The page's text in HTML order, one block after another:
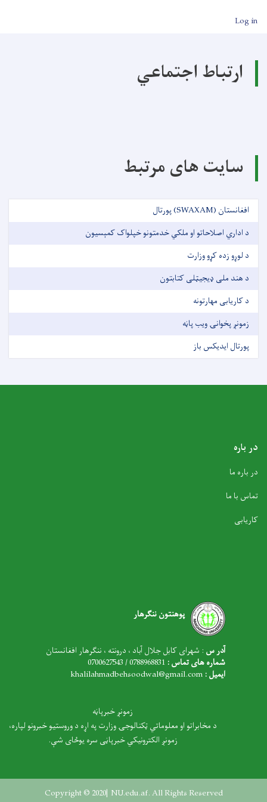
User account menu
Log in
ارتباط اجتماعي
سایت های مرتبط
افغانستان (SWAXAM) پورتال
د اداري اصلاحاتو او ملکي خدمتونو خپلواک کمېسیون
د لوړو زده کړو وزارت
د هند ملی ډیجیټلی کتابتون
د کاریابی مهارتونه
زمونږ پخوانۍ ویب پاڼه
پورتال ایدیکس باز
در باره
در باره ما
تماس با ما
کاریابی
پوهنتون ننگرهار
آدر س : شهرای کابل جلال آباد ، درونته ، ننگرهار افغانستان
شماره های تماس :
ایمیل : khalilahmadbehsoodwal@gmail.com
زمونږ خبرپاڼه
د مخابراتو او معلوماتي ټکنالوجۍ وزارت په اړه د وروستیو خبرونو لپاره،
زمونږ الکترونیکي خبرپاڼی سره یوځای شې.
Copyright © 2020| NU.edu.af. All Rights Reserved